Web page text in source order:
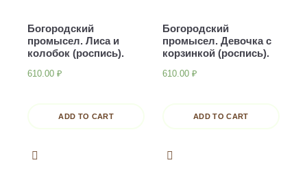
Богородский
промысел. Лиса и
колобок (роспись).
610.00 ₽
ADD TO CART
Богородский
промысел. Девочка с
корзинкой (роспись).
610.00 ₽
ADD TO CART